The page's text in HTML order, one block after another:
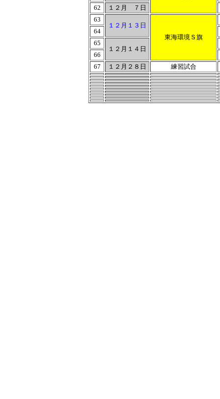
62
１２月 ７日
63
１２月１３日
東海環境Ｓ旗
64
65
１２月１４日
66
67
１２月２８日 練習試合